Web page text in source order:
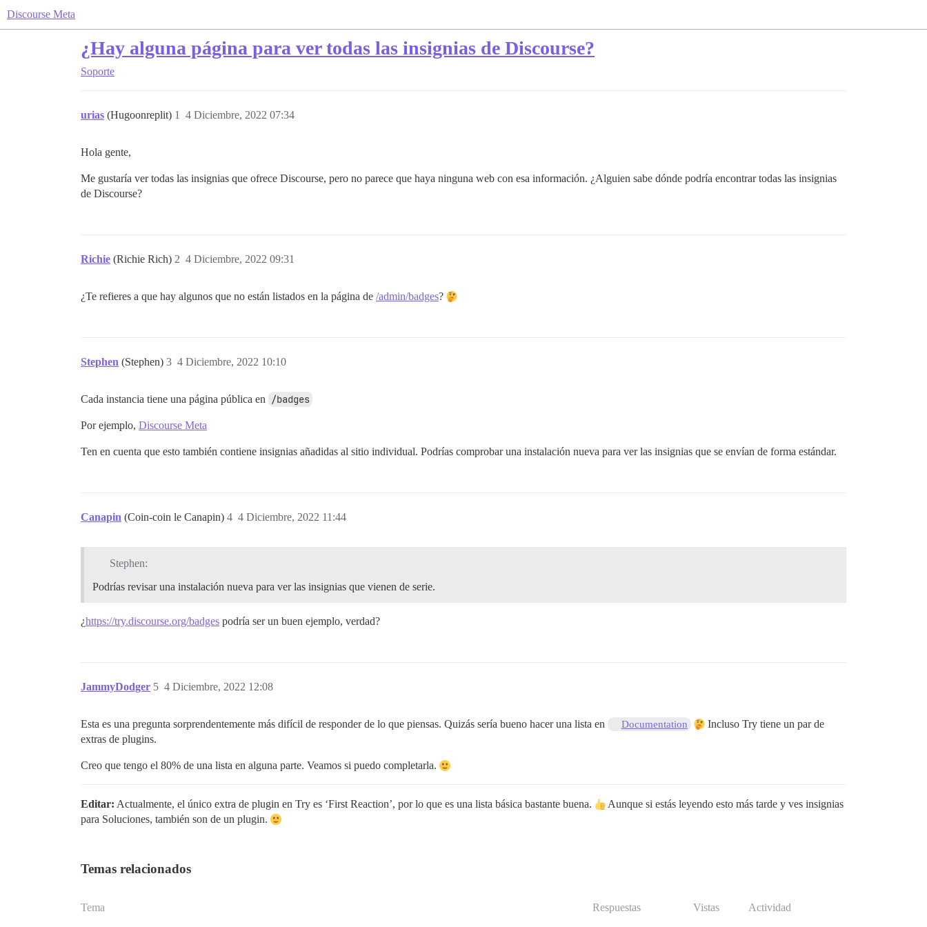
Discourse Meta
¿Hay alguna página para ver todas las insignias de Discourse?
Soporte
urias (Hugoonreplit) 4 Diciembre, 2022 07:34
1
Hola gente,
Me gustaría ver todas las insignias que ofrece Discourse, pero no parece que haya ninguna web con esa información. ¿Alguien sabe dónde podría encontrar todas las insignias
de Discourse?
Richie (Richie Rich) 4 Diciembre, 2022 09:31
2
¿Te refieres a que hay algunos que no están listados en la página de /admin/badges?
Stephen (Stephen) 4 Diciembre, 2022 10:10
3
Cada instancia tiene una página pública en /badges
Por ejemplo, Discourse Meta
Ten en cuenta que esto también contiene insignias añadidas al sitio individual. Podrías comprobar una instalación nueva para ver las insignias que se envían de forma estándar.
Canapin (Coin-coin le Canapin) 4 Diciembre, 2022 11:44
4
Stephen:
Podrías revisar una instalación nueva para ver las insignias que vienen de serie.
¿https://try.discourse.org/badges podría ser un buen ejemplo, verdad?
JammyDodger 4 Diciembre, 2022 12:08
5
Esta es una pregunta sorprendentemente más difícil de responder de lo que piensas. Quizás sería bueno hacer una lista en Documentation
Incluso Try tiene un par de
extras de plugins.
Creo que tengo el 80% de una lista en alguna parte. Veamos si puedo completarla.
Editar: Actualmente, el único extra de plugin en Try es ‘First Reaction’, por lo que es una lista básica bastante buena.
Aunque si estás leyendo esto más tarde y ves insignias
para Soluciones, también son de un plugin.
Temas relacionados
Tema Respuestas Vistas Actividad